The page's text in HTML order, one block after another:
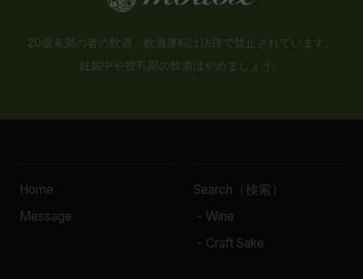
20歳未満の者の飲酒、飲酒運転は法律で禁止されています。
妊娠中や授乳期の飲酒はやめましょう。
Home
Message
Search（検索）
- Wine
- Craft Sake